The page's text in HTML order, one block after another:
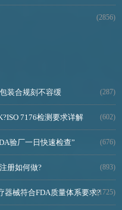
(2856)
装合规刻不容缓 (287)
7176检测要求详解 (602)
验厂一日快速检查” (676)
册如何做? (893)
器械符合FDA质量体系要求?(1725)